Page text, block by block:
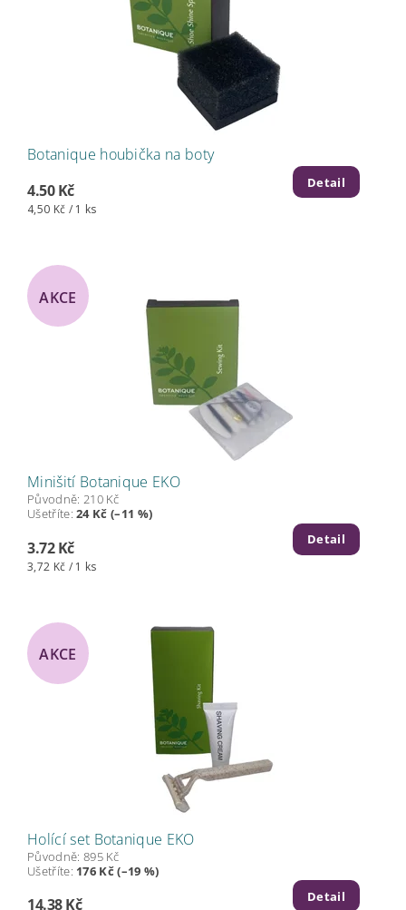
Botanique houbička na boty
4.50 Kč
4,50 Kč / 1 ks
Detail
AKCE
Minišití Botanique EKO
Původně: 210 Kč
Ušetříte:24 Kč (–11 %)
3.72 Kč
3,72 Kč / 1 ks
Detail
AKCE
Holící set Botanique EKO
Původně: 895 Kč
Ušetříte: 176 Kč (–19 %)
14.38 Kč Detail